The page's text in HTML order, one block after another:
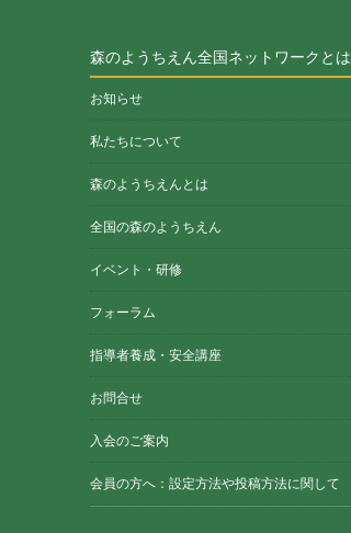
森のようちえん全国ネットワークとは
お知らせ
私たちについて
森のようちえんとは
全国の森のようちえん
イベント・研修
フォーラム
指導者養成・安全講座
お問合せ
入会のご案内
会員の方へ：設定方法や投稿方法に関して